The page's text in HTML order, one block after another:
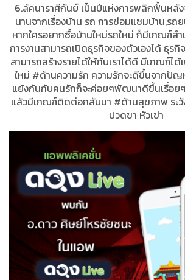
6.ลัคนาราศีกันย์ เป็นปีแห่งการพลิกฟื้นหลั
นานจากเรื่องบ้าน รถ การซ่อมแซมบ้าน,รถ
หากใครอยากซื้อบ้านใหม่รถใหม่ ก็มีเกณฑ์ส
การงานสามารถเปิดธุรกิจของตัวเองได้ ธุร
สามารถสร้างรายได้ให้กับเราได้ดี มีเกณฑ์ไ
ใหม่ #ด้านความรัก ความรักจะดีขึ้นจากปั
แย้งกันกับคนรักก็จะค่อยๆพัฒนาดีขึ้นเรื่อย
แล้วมีเกณฑ์ติดต่อกลับมา #ด้านสุขภาพ ระวั
ปวดขา หัวเข่า